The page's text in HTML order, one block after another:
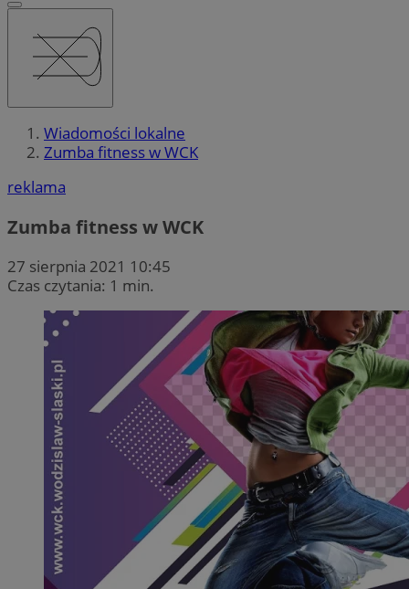
Wiadomości lokalne
Zumba fitness w WCK
reklama
Zumba fitness w WCK
27 sierpnia 2021 10:45
Czas czytania: 1 min.